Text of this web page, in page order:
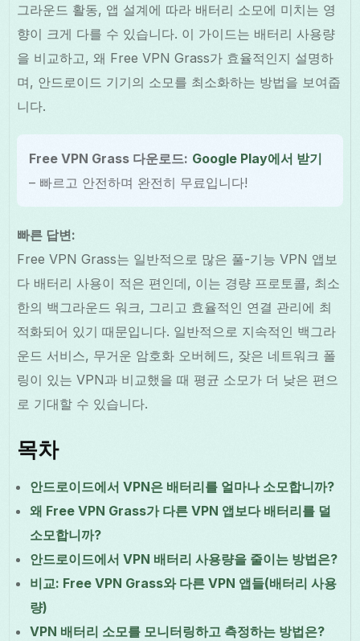
그라운드 활동, 앱 설계에 따라 배터리 소모에 미치는 영
향이 크게 다를 수 있습니다. 이 가이드는 배터리 사용량
을 비교하고, 왜 Free VPN Grass가 효율적인지 설명하
며, 안드로이드 기기의 소모를 최소화하는 방법을 보여줍
니다.
Free VPN Grass 다운로드: Google Play에서 받기
– 빠르고 안전하며 완전히 무료입니다!
빠른 답변:
Free VPN Grass는 일반적으로 많은 풀-기능 VPN 앱보
다 배터리 사용이 적은 편인데, 이는 경량 프로토콜, 최소
한의 백그라운드 워크, 그리고 효율적인 연결 관리에 최
적화되어 있기 때문입니다. 일반적으로 지속적인 백그라
운드 서비스, 무거운 암호화 오버헤드, 잦은 네트워크 폴
링이 있는 VPN과 비교했을 때 평균 소모가 더 낮은 편으
로 기대할 수 있습니다.
목차
안드로이드에서 VPN은 배터리를 얼마나 소모합니까?
왜 Free VPN Grass가 다른 VPN 앱보다 배터리를 덜
소모합니까?
안드로이드에서 VPN 배터리 사용량을 줄이는 방법은?
비교: Free VPN Grass와 다른 VPN 앱들(배터리 사용
량)
VPN 배터리 소모를 모니터링하고 측정하는 방법은?